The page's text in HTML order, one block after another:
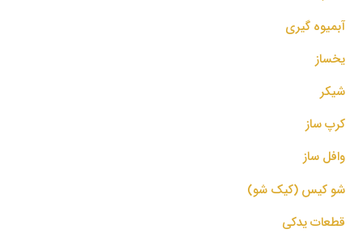
آبمیوه گیری
یخساز
شیکر
کرپ ساز
وافل ساز
شو کیس (کیک شو)
قطعات یدکی